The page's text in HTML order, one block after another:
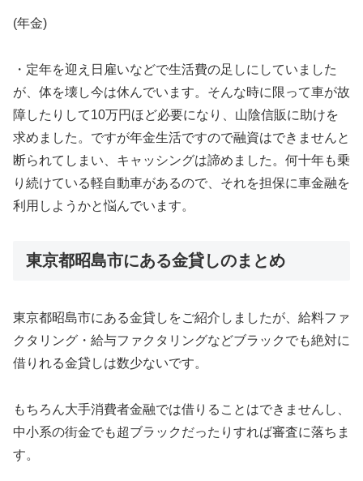
(年金)
・定年を迎え日雇いなどで生活費の足しにしていました
が、体を壊し今は休んでいます。そんな時に限って車が故
障したりして10万円ほど必要になり、山陰信販に助けを
求めました。ですが年金生活ですので融資はできませんと
断られてしまい、キャッシングは諦めました。何十年も乗
り続けている軽自動車があるので、それを担保に車金融を
利用しようかと悩んでいます。
東京都昭島市にある金貸しのまとめ
東京都昭島市にある金貸しをご紹介しましたが、給料ファ
クタリング・給与ファクタリングなどブラックでも絶対に
借りれる金貸しは数少ないです。
もちろん大手消費者金融では借りることはできませんし、
中小系の街金でも超ブラックだったりすれば審査に落ちま
す。